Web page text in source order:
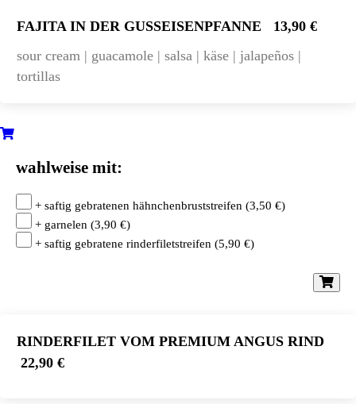
FAJITA IN DER GUSSEISENPFANNE
13,90 €
sour cream | guacamole | salsa | käse | jalapeños |
tortillas
wahlweise mit:
+ saftig gebratenen hähnchenbruststreifen (3,50 €)
+ garnelen (3,90 €)
+ saftig gebratene rinderfiletstreifen (5,90 €)
RINDERFILET VOM PREMIUM ANGUS RIND
22,90 €